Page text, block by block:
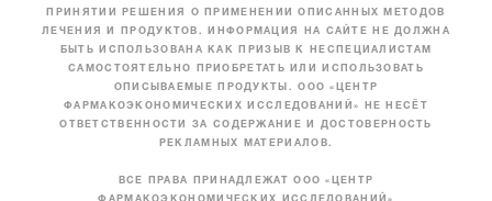
ПРИНЯТИИ РЕШЕНИЯ О ПРИМЕНЕНИИ ОПИСАННЫХ МЕТОДОВ
ЛЕЧЕНИЯ И ПРОДУКТОВ. ИНФОРМАЦИЯ НА САЙТЕ НЕ ДОЛЖНА
БЫТЬ ИСПОЛЬЗОВАНА КАК ПРИЗЫВ К НЕСПЕЦИАЛИСТАМ
САМОСТОЯТЕЛЬНО ПРИОБРЕТАТЬ ИЛИ ИСПОЛЬЗОВАТЬ
ОПИСЫВАЕМЫЕ ПРОДУКТЫ. ООО «ЦЕНТР
ФАРМАКОЭКОНОМИЧЕСКИХ ИССЛЕДОВАНИЙ» НЕ НЕСЁТ
ОТВЕТСТВЕННОСТИ ЗА СОДЕРЖАНИЕ И ДОСТОВЕРНОСТЬ
РЕКЛАМНЫХ МАТЕРИАЛОВ.
ВСЕ ПРАВА ПРИНАДЛЕЖАТ ООО «ЦЕНТР